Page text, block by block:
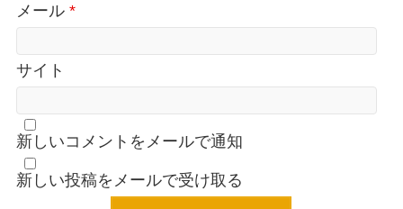
メール*
サイト
新しいコメントをメールで通知
新しい投稿をメールで受け取る